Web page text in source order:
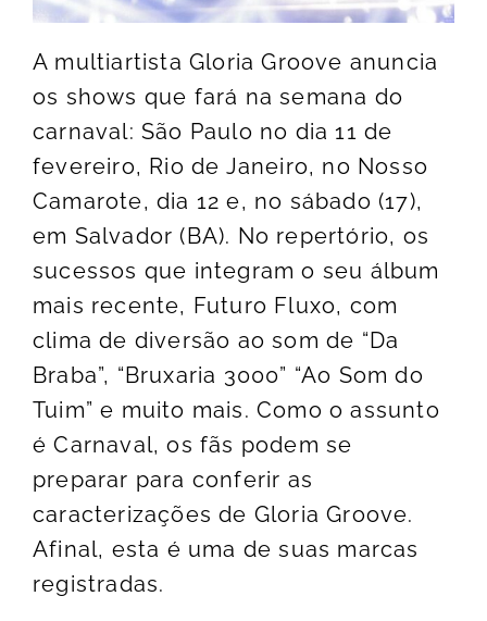
A multiartista Gloria Groove anuncia
os shows que fará na semana do
carnaval: São Paulo no dia 11 de
fevereiro, Rio de Janeiro, no Nosso
Camarote, dia 12 e, no sábado (17),
em Salvador (BA). No repertório, os
sucessos que integram o seu álbum
mais recente, Futuro Fluxo, com
clima de diversão ao som de “Da
Braba”, “Bruxaria 3000” “Ao Som do
Tuim” e muito mais. Como o assunto
é Carnaval, os fãs podem se
preparar para conferir as
caracterizações de Gloria Groove.
Afinal, esta é uma de suas marcas
registradas.